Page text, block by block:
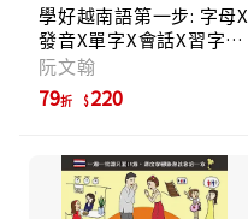
學好越南語第一步: 字母X
發音X單字X會話X習字帖
(附線上MP3)
阮文翰
79折 220